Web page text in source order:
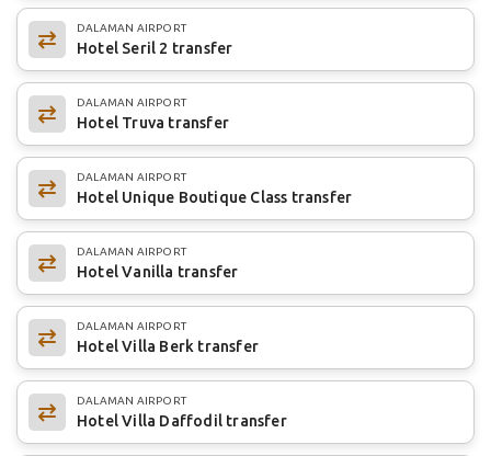
DALAMAN AIRPORT
Hotel Seril 2 transfer
DALAMAN AIRPORT
Hotel Truva transfer
DALAMAN AIRPORT
Hotel Unique Boutique Class transfer
DALAMAN AIRPORT
Hotel Vanilla transfer
DALAMAN AIRPORT
Hotel Villa Berk transfer
DALAMAN AIRPORT
Hotel Villa Daffodil transfer